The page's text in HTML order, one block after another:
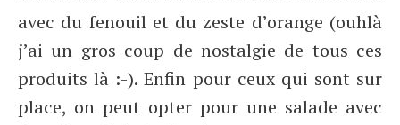
avec du fenouil et du zeste d’orange (ouhlà
j’ai un gros coup de nostalgie de tous ces
produits là :-). Enfin pour ceux qui sont sur
place, on peut opter pour une salade avec